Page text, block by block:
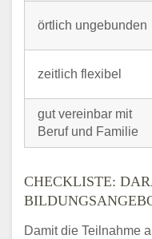
örtlich ungebunden
zeitlich flexibel
gut vereinbar mit
Beruf und Familie
CHECKLISTE:
Damit die Teilnahme